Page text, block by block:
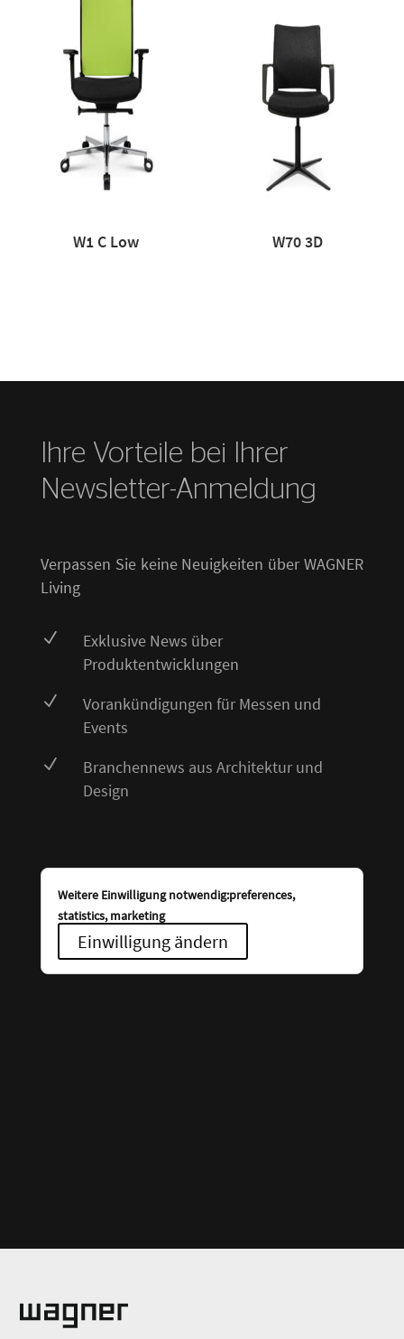
W1 C Low W70 3D
Ihre Vorteile bei Ihrer
Newsletter-Anmeldung
Verpassen Sie keine Neuigkeiten über WAGNER
Living
N
Exklusive News über
Produktentwicklungen
N
Vorankündigungen für Messen und
Events
N
Branchennews aus Architektur und
Design
Weitere Einwilligung notwendig:preferences,
statistics, marketing
Einwilligung ändern